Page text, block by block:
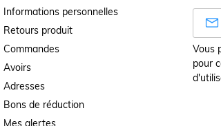
Informations personnelles
Retours produit
Commandes
Avoirs
Adresses
Bons de réduction
Mes alertes

Vous
pour